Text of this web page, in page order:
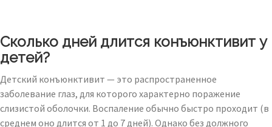
Сколько дней длится конъюнктивит у
детей?
Детский конъюнктивит — это распространенное
заболевание глаз, для которого характерно поражение
слизистой оболочки. Воспаление обычно быстро проходит (в
среднем оно длится от 1 до 7 дней). Однако без должного